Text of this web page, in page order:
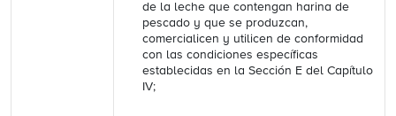
de la leche que contengan harina de
pescado y que se produzcan,
comercialicen y utilicen de conformidad
con las condiciones específicas
establecidas en la Sección E del Capítulo
IV;